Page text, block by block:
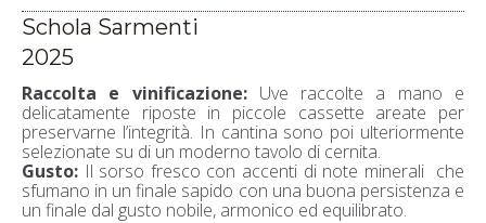
Schola Sarmenti
2025
Raccolta e vinificazione:Uve raccolte a mano e
delicatamente riposte in piccole cassette areate per
preservarne l’integrità. In cantina sono poi ulteriormente
selezionate su di un moderno tavolo di cernita.
Gusto: Il sorso fresco con accenti di note minerali che
sfumano in un finale sapido con una buona persistenza e
un finale dal gusto nobile, armonico ed equilibrato.